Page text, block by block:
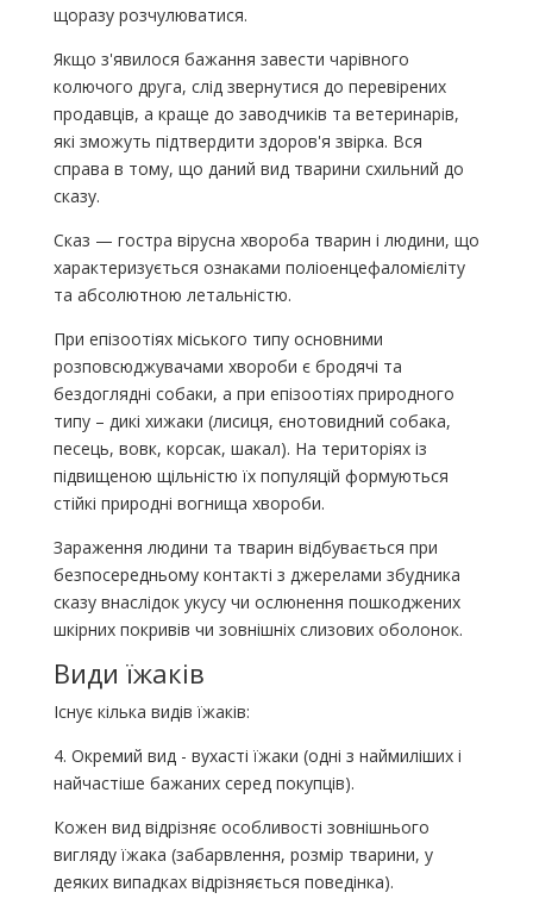
щоразу розчулюватися.
Якщо з'явилося бажання завести чарівного
колючого друга, слід звернутися до перевірених
продавців, а краще до заводчиків та ветеринарів,
які зможуть підтвердити здоров'я звірка. Вся
справа в тому, що даний вид тварини схильний до
сказу.
Сказ — гостра вірусна хвороба тварин і людини, що
характеризується ознаками поліоенцефаломієліту
та абсолютною летальністю.
При епізоотіях міського типу основними
розповсюджувачами хвороби є бродячі та
бездоглядні собаки, а при епізоотіях природного
типу – дикі хижаки (лисиця, єнотовидний собака,
песець, вовк, корсак, шакал). На територіях із
підвищеною щільністю їх популяцій формуються
стійкі природні вогнища хвороби.
Зараження людини та тварин відбувається при
безпосередньому контакті з джерелами збудника
сказу внаслідок укусу чи ослюнення пошкоджених
шкірних покривів чи зовнішніх слизових оболонок.
Види їжаків
Існує кілька видів їжаків:
4. Окремий вид - вухасті їжаки (одні з наймиліших і
найчастіше бажаних серед покупців).
Кожен вид відрізняє особливості зовнішнього
вигляду їжака (забарвлення, розмір тварини, у
деяких випадках відрізняється поведінка).